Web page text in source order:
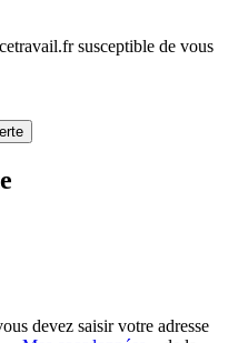
susceptible de vous
devez saisir votre adresse